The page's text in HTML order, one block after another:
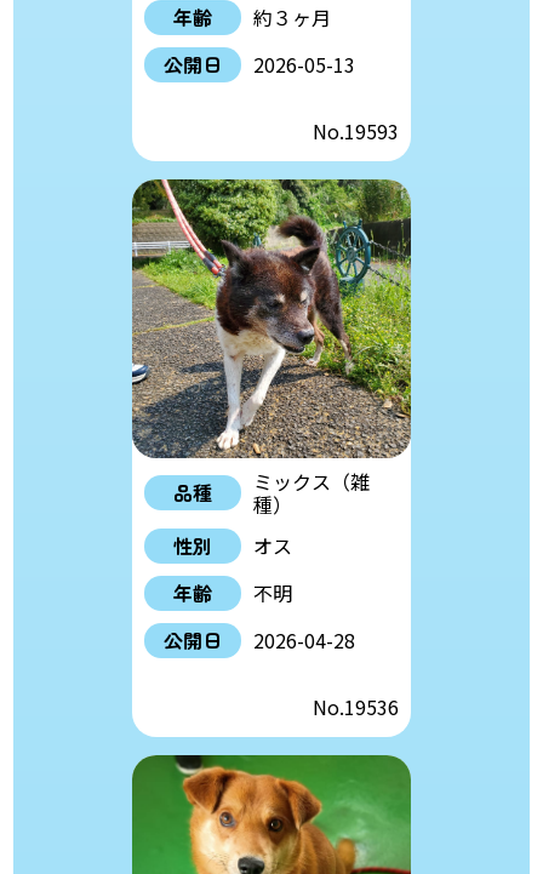
年齢
約３ヶ月
公開日
2026-05-13
No.19593
品種 ミックス（雑
種）
性別
オス
年齢
不明
公開日
2026-04-28
No.19536